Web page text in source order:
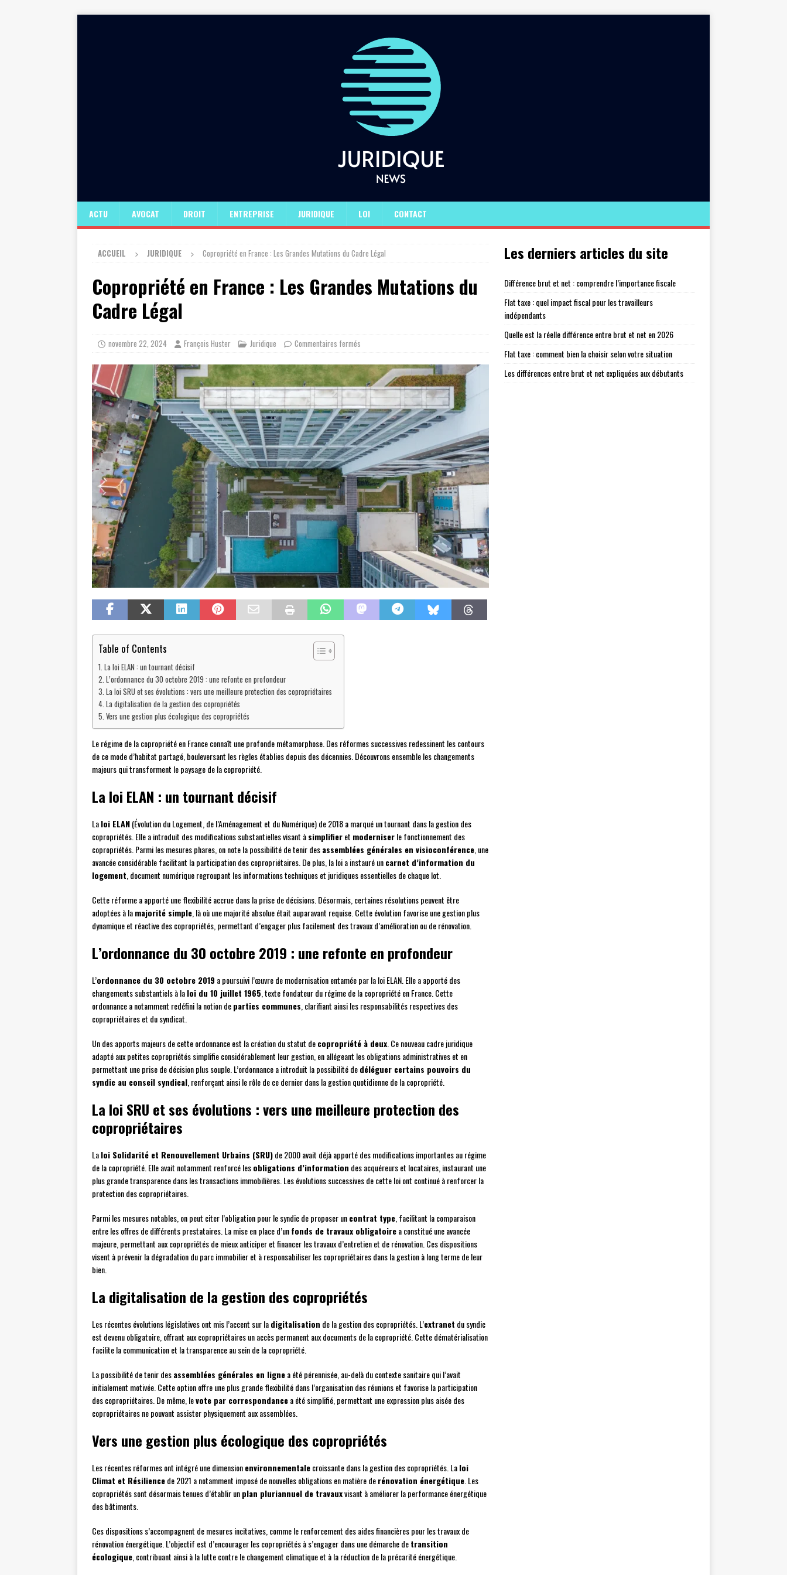
ACTU AVOCAT DROIT ENTREPRISE JURIDIQUE LOI CONTACT
ACCUEIL JURIDIQUE Copropriété en France : Les Grandes Mutations du Cadre Légal
Copropriété en France : Les Grandes Mutations du
Cadre Légal
novembre 22, 2024 François Huster Juridique Commentaires fermés
Table of Contents
La loi ELAN : un tournant décisif
L’ordonnance du 30 octobre 2019 : une refonte en profondeur
La loi SRU et ses évolutions : vers une meilleure protection des copropriétaires
La digitalisation de la gestion des copropriétés
Vers une gestion plus écologique des copropriétés
Le régime de la copropriété en France connaît une profonde métamorphose. Des réformes successives redessinent les contours
de ce mode d’habitat partagé, bouleversant les règles établies depuis des décennies. Découvrons ensemble les changements
majeurs qui transforment le paysage de la copropriété.
La loi ELAN : un tournant décisif
Laloi ELAN(Évolution du Logement, de l’Aménagement et du Numérique) de 2018 a marqué un tournant dans la gestion des
copropriétés. Elle a introduit des modifications substantielles visant àsimplifieret moderniserle fonctionnement des
copropriétés. Parmi les mesures phares, on note la possibilité de tenir desassemblées générales en visioconférence , une
avancée considérable facilitant la participation des copropriétaires. De plus, la loi a instauré uncarnet d’information du
logement , document numérique regroupant les informations techniques et juridiques essentielles de chaque lot.
Cette réforme a apporté une flexibilité accrue dans la prise de décisions. Désormais, certaines résolutions peuvent être
adoptées à lamajorité simple , là où une majorité absolue était auparavant requise. Cette évolution favorise une gestion plus
dynamique et réactive des copropriétés, permettant d’engager plus facilement des travaux d’amélioration ou de rénovation.
L’ordonnance du 30 octobre 2019 : une refonte en profondeur
L’ordonnance du 30 octobre 2019 a poursuivi l’œuvre de modernisation entamée par la loi ELAN. Elle a apporté des
changements substantiels à laloi du 10 juillet 1965 , texte fondateur du régime de la copropriété en France. Cette
ordonnance a notamment redéfini la notion departies communes , clarifiant ainsi les responsabilités respectives des
copropriétaires et du syndicat.
Un des apports majeurs de cette ordonnance est la création du statut decopropriété à deux . Ce nouveau cadre juridique
adapté aux petites copropriétés simplifie considérablement leur gestion, en allégeant les obligations administratives et en
permettant une prise de décision plus souple. L’ordonnance a introduit la possibilité dedéléguer certains pouvoirs du
syndic au conseil syndical , renforçant ainsi le rôle de ce dernier dans la gestion quotidienne de la copropriété.
La loi SRU et ses évolutions : vers une meilleure protection des
copropriétaires
Laloi Solidarité et Renouvellement Urbains (SRU)de 2000 avait déjà apporté des modifications importantes au régime
de la copropriété. Elle avait notamment renforcé lesobligations d’information des acquéreurs et locataires, instaurant une
plus grande transparence dans les transactions immobilières. Les évolutions successives de cette loi ont continué à renforcer la
protection des copropriétaires.
Parmi les mesures notables, on peut citer l’obligation pour le syndic de proposer uncontrat type , facilitant la comparaison
entre les offres de différents prestataires. La mise en place d’unfonds de travaux obligatoirea constitué une avancée
majeure, permettant aux copropriétés de mieux anticiper et financer les travaux d’entretien et de rénovation. Ces dispositions
visent à prévenir la dégradation du parc immobilier et à responsabiliser les copropriétaires dans la gestion à long terme de leur
bien.
La digitalisation de la gestion des copropriétés
Les récentes évolutions législatives ont mis l’accent sur ladigitalisation de la gestion des copropriétés. L’extranet du syndic
est devenu obligatoire, offrant aux copropriétaires un accès permanent aux documents de la copropriété. Cette dématérialisation
facilite la communication et la transparence au sein de la copropriété.
La possibilité de tenir desassemblées générales en lignea été pérennisée, au-delà du contexte sanitaire qui l’avait
initialement motivée. Cette option offre une plus grande flexibilité dans l’organisation des réunions et favorise la participation
des copropriétaires. De même, levote par correspondancea été simplifié, permettant une expression plus aisée des
copropriétaires ne pouvant assister physiquement aux assemblées.
Vers une gestion plus écologique des copropriétés
Les récentes réformes ont intégré une dimensionenvironnementalecroissante dans la gestion des copropriétés. Laloi
Climat et Résiliencede 2021 a notamment imposé de nouvelles obligations en matière derénovation énergétique . Les
copropriétés sont désormais tenues d’établir unplan pluriannuel de travauxvisant à améliorer la performance énergétique
des bâtiments.
Ces dispositions s’accompagnent de mesures incitatives, comme le renforcement des aides financières pour les travaux de
rénovation énergétique. L’objectif est d’encourager les copropriétés à s’engager dans une démarche detransition
écologique , contribuant ainsi à la lutte contre le changement climatique et à la réduction de la précarité énergétique.
Les derniers articles du site
Différence brut et net : comprendre l’importance fiscale
Flat taxe : quel impact fiscal pour les travailleurs
indépendants
Quelle est la réelle différence entre brut et net en 2026
Flat taxe : comment bien la choisir selon votre situation
Les différences entre brut et net expliquées aux débutants